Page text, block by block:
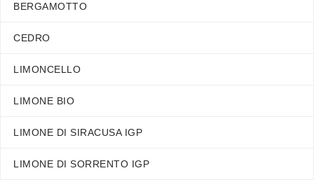
BERGAMOTTO
CEDRO
LIMONCELLO
LIMONE BIO
LIMONE DI SIRACUSA IGP
LIMONE DI SORRENTO IGP